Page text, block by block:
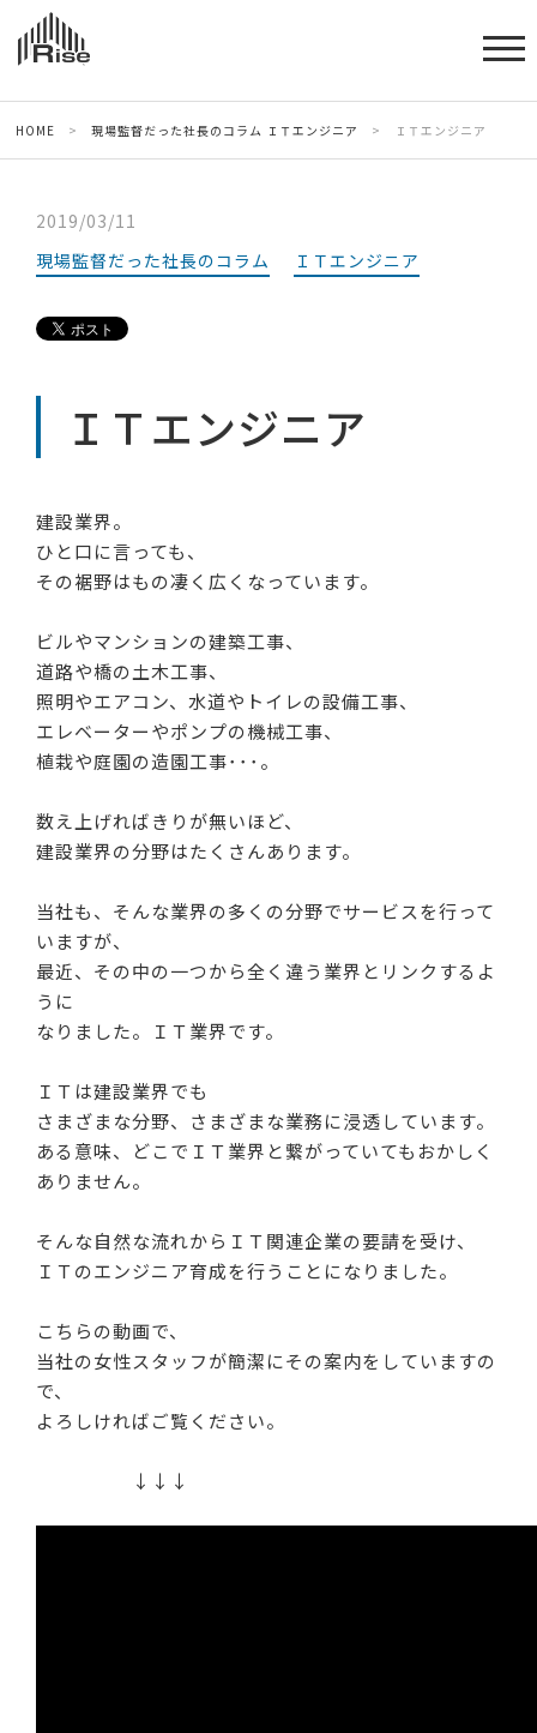
HOME > 現場監督だった社長のコラム ＩＴエンジニア > ＩＴエンジニア
2019/03/11
現場監督だった社長のコラム
ＩＴエンジニア
ＩＴエンジニア
建設業界。
ひと口に言っても、
その裾野はもの凄く広くなっています。
ビルやマンションの建築工事、
道路や橋の土木工事、
照明やエアコン、水道やトイレの設備工事、
エレベーターやポンプの機械工事、
植栽や庭園の造園工事･･･。
数え上げればきりが無いほど、
建設業界の分野はたくさんあります。
当社も、そんな業界の多くの分野でサービスを行って
いますが、
最近、その中の一つから全く違う業界とリンクするよ
うに
なりました。ＩＴ業界です。
ＩＴは建設業界でも
さまざまな分野、さまざまな業務に浸透しています。
ある意味、どこでＩＴ業界と繋がっていてもおかしく
ありません。
そんな自然な流れからＩＴ関連企業の要請を受け、
ＩＴのエンジニア育成を行うことになりました。
こちらの動画で、
当社の女性スタッフが簡潔にその案内をしていますの
で、
よろしければご覧ください。
↓↓↓